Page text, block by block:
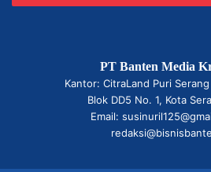
PT Banten Media
Kantor: CitraLand Puri
Blok DD5 No. 1, Kota
Email: